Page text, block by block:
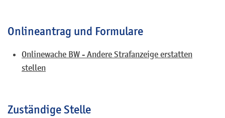
Onlineantrag und Formulare
Onlinewache BW - Andere Strafanzeige erstatten
stellen
Zuständige Stelle